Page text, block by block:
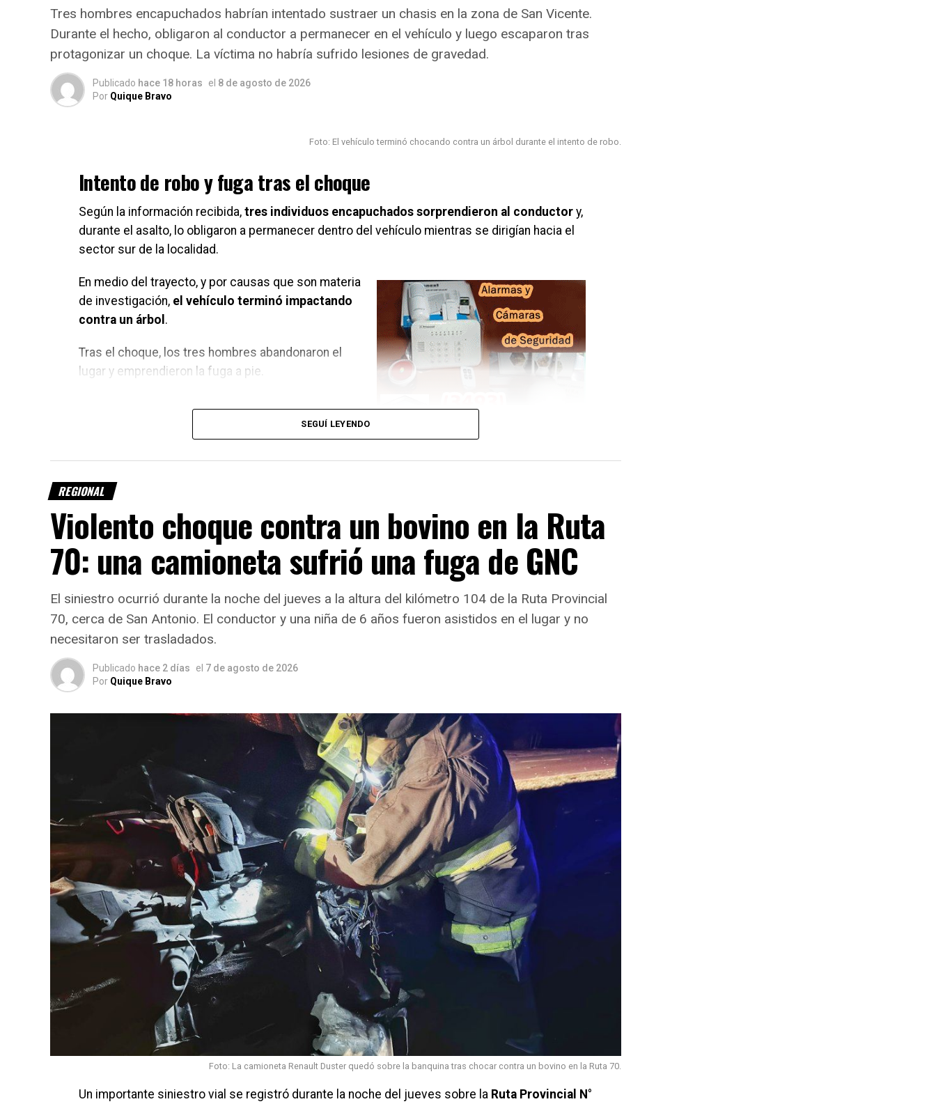
Tres hombres encapuchados habrían intentado sustraer un chasis en la zona de San Vicente.
Durante el hecho, obligaron al conductor a permanecer en el vehículo y luego escaparon tras
protagonizar un choque. La víctima no habría sufrido lesiones de gravedad.
Publicado hace 18 horas el 8 de agosto de 2026
Por Quique Bravo
Foto: El vehículo terminó chocando contra un árbol durante el intento de robo.
Intento de robo y fuga tras el choque
Según la información recibida, tres individuos encapuchados sorprendieron al conductor y,
durante el asalto, lo obligaron a permanecer dentro del vehículo mientras se dirigían hacia el
sector sur de la localidad.
En medio del trayecto, y por causas que son materia
de investigación, el vehículo terminó impactando
contra un árbol .
Tras el choque, los tres hombres abandonaron el
lugar y emprendieron la fuga a pie.
No lograron llevarse el chasis
sin embargo, le habrían sustraído elteléfono celular al conductor
De acuerdo con la información disponible, la víctima
no habría sufrido lesiones de gravedad
El hecho es investigado para determinar con
precisión cómo ocurrió el episodio e intentar
surjan nuevos datos oficiales.
Con información de FM Horizonte 96.1
SEGUÍ LEYENDO
REGIONAL
Violento choque contra un bovino en la Ruta
70: una camioneta sufrió una fuga de GNC
El siniestro ocurrió durante la noche del jueves a la altura del kilómetro 104 de la Ruta Provincial
70, cerca de San Antonio. El conductor y una niña de 6 años fueron asistidos en el lugar y no
necesitaron ser trasladados.
Publicado hace 2 días el 7 de agosto de 2026
Por Quique Bravo
Foto: La camioneta Renault Duster quedó sobre la banquina tras chocar contra un bovino en la Ruta 70.
Un importante siniestro vial se registró durante la noche del jueves sobre la Ruta Provincial N°